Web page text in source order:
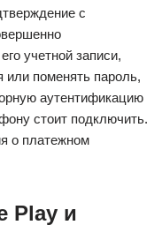
с
учетной записи,
или поменять пароль,
аутентификацию
стоит подключить.
о платежном
Play и